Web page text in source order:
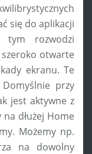
się do aplikacji
rozwodzi
otwarte
ekranu. Te
przy
jest aktywne z
dłużej Home
Możemy np.
na dowolny